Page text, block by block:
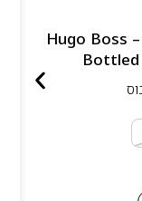
הוגו בוס בוטלד ביונד לאישה אדפ – Hugo Boss